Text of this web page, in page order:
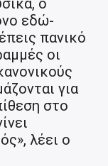
ο
εδώ-
πανικό
οι
για
στο
λέει ο